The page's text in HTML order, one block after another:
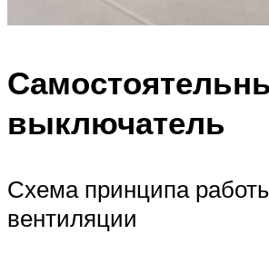
выключатель
Схема принципа
вентиляции